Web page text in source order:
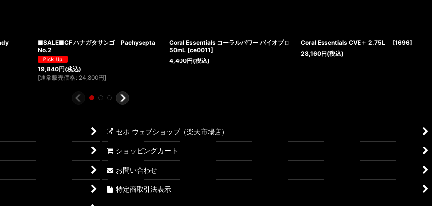
■SALE■CF ハナガタサンゴ Pachysepta
No.2
19,840円(税込)
[通常販売価格 : 24,800円]
Coral Essentials コーラルパワー バイオプロ
50mL [ce0011]
4,400円(税込)
Coral Essentials CVE＋ 2.75L [1696]
28,160円(税込)
セポ ウェブショップ（楽天市場店）
ショッピングカート
お問い合わせ
特定商取引法表示